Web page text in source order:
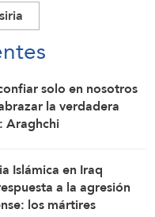
siria
solo en nosotros
la verdadera
Araghchi
Islámica en Iraq
a la agresión
los mártires